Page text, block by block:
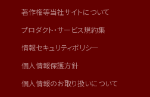
著作権等当社サイトについて
プロダクト・サービス規約集
情報セキュリティポリシー
個人情報保護方針
個人情報のお取り扱いについて